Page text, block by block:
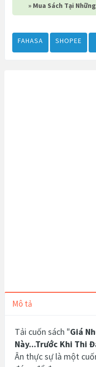
» Mua Sách Tại
FAHASA SHOPEE
Mô tả
Tải cuốn sách "Giá
Này...Trước Khi Thi
Ân thực sự là một